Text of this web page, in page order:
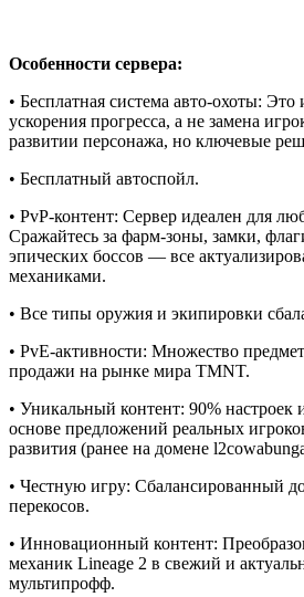
Особенности сервера:
• Бесплатная система авто-охоты: Это
ускорения прогресса, а не замена
развитии персонажа, но ключевые
• Бесплатный автоспойл.
• PvP-контент: Сервер идеален для
Сражайтесь за фарм-зоны, замки,
эпических боссов — все
механиками.
• Все типы оружия и экипировки
• PvE-активности: Множество
продажи на рынке мира TMNT.
• Уникальный контент: 90% настроек
основе предложений реальных
развития (ранее на домене
• Честную игру: Сбалансированный
перекосов.
• Инновационный контент:
механик Lineage 2 в свежий и
мультипрофф.